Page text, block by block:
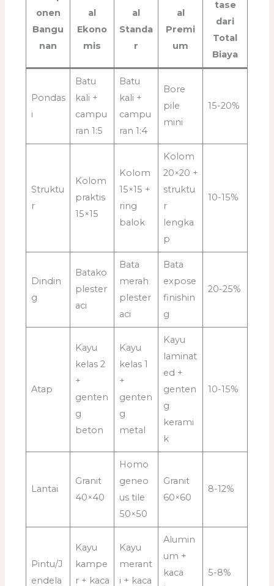
onen
Bangu
nan
al
Ekono
mis
al
Standa
r
al
Premi
um
tase
dari
Total
Biaya
Pondas
i
Batu
kali +
campu
ran 1:5
Batu
kali +
campu
ran 1:4
Bore
pile
mini
15-20%
Struktu
r
Kolom
praktis
15×15
Kolom
15×15 +
ring
balok
Kolom
20×20 +
struktu
r
lengka
p
10-15%
Dindin
g
Batako
plester
aci
Bata
merah
plester
aci
Bata
expose
finishin
g
20-25%
Atap
Kayu
kelas 2
+
genten
g
beton
Kayu
kelas 1
+
genten
g
metal
Kayu
laminat
ed +
genten
g
kerami
k
10-15%
Lantai
Granit
40×40
Homo
geneo
us tile
50×50
Granit
60×60
8-12%
Pintu/J
endela
Kayu
kampe
r + kaca
Kayu
merant
i + kaca
Alumin
um +
kaca
5-8%